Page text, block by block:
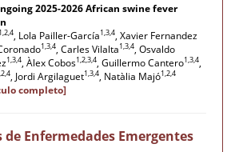
2025-2026 African swine fever
1,2,4, Lola Pailler-García1,3,4, Xavier Fernandez
1,3,4, Carles Vilalta1,3,4, Osvaldo
1,3,4, Àlex Cobos1,2,3,4, Guillermo Cantero1,3,4,
, Jordi Argilaguet1,3,4, Natàlia Majó1,2,4
completo]
de Enfermedades Emergentes